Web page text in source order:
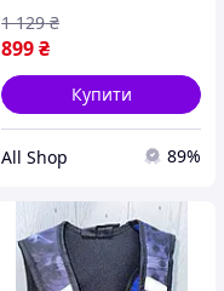
класів школу дитини
899₴
1 129 ₴
Купити
All Shop 89%